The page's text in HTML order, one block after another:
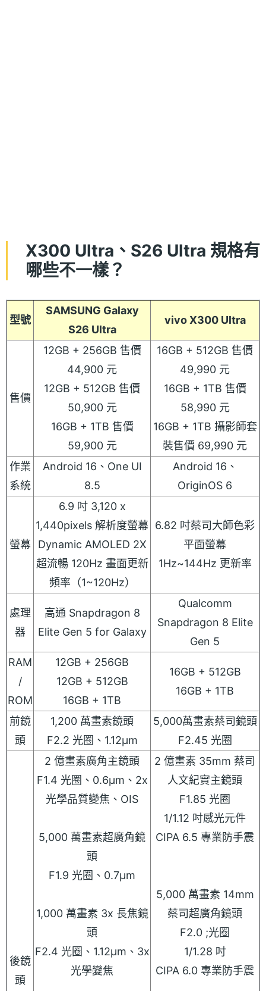
X300 Ultra、S26 Ultra 規格有
哪些不一樣？
型號
SAMSUNG Galaxy
S26 Ultra
vivo X300 Ultra
售價
12GB + 256GB 售價
44,900 元
12GB + 512GB 售價
50,900 元
16GB + 1TB 售價
59,900 元
16GB + 512GB 售價
49,990 元
16GB + 1TB 售價
58,990 元
16GB + 1TB 攝影師套
裝售價 69,990 元
作業
系統
Android 16、One UI
8.5
Android 16、
OriginOS 6
螢幕
6.9 吋 3,120 x
1,440pixels 解析度螢幕
Dynamic AMOLED 2X
超流暢 120Hz 畫面更新
頻率（1~120Hz）
6.82 吋蔡司大師色彩
平面螢幕
1Hz~144Hz 更新率
處理
器
高通 Snapdragon 8
Elite Gen 5 for Galaxy
Qualcomm
Snapdragon 8 Elite
Gen 5
RAM
/
ROM
12GB + 256GB
12GB + 512GB
16GB + 1TB
16GB + 512GB
16GB + 1TB
前鏡
頭
1,200 萬畫素鏡頭
F2.2 光圈、1.12µm
5,000萬畫素蔡司鏡頭
F2.45 光圈
後鏡
頭
2 億畫素廣角主鏡頭
F1.4 光圈、0.6µm、2x
光學品質變焦、OIS
5,000 萬畫素超廣角鏡
頭
F1.9 光圈、0.7µm
1,000 萬畫素 3x 長焦鏡
頭
F2.4 光圈、1.12µm、3x
光學變焦
2 億畫素 35mm 蔡司
人文紀實主鏡頭
F1.85 光圈
1/1.12 吋感光元件
CIPA 6.5 專業防手震
5,000 萬畫素 14mm
蔡司超廣角鏡頭
F2.0 ;光圈
1/1.28 吋
CIPA 6.0 專業防手震